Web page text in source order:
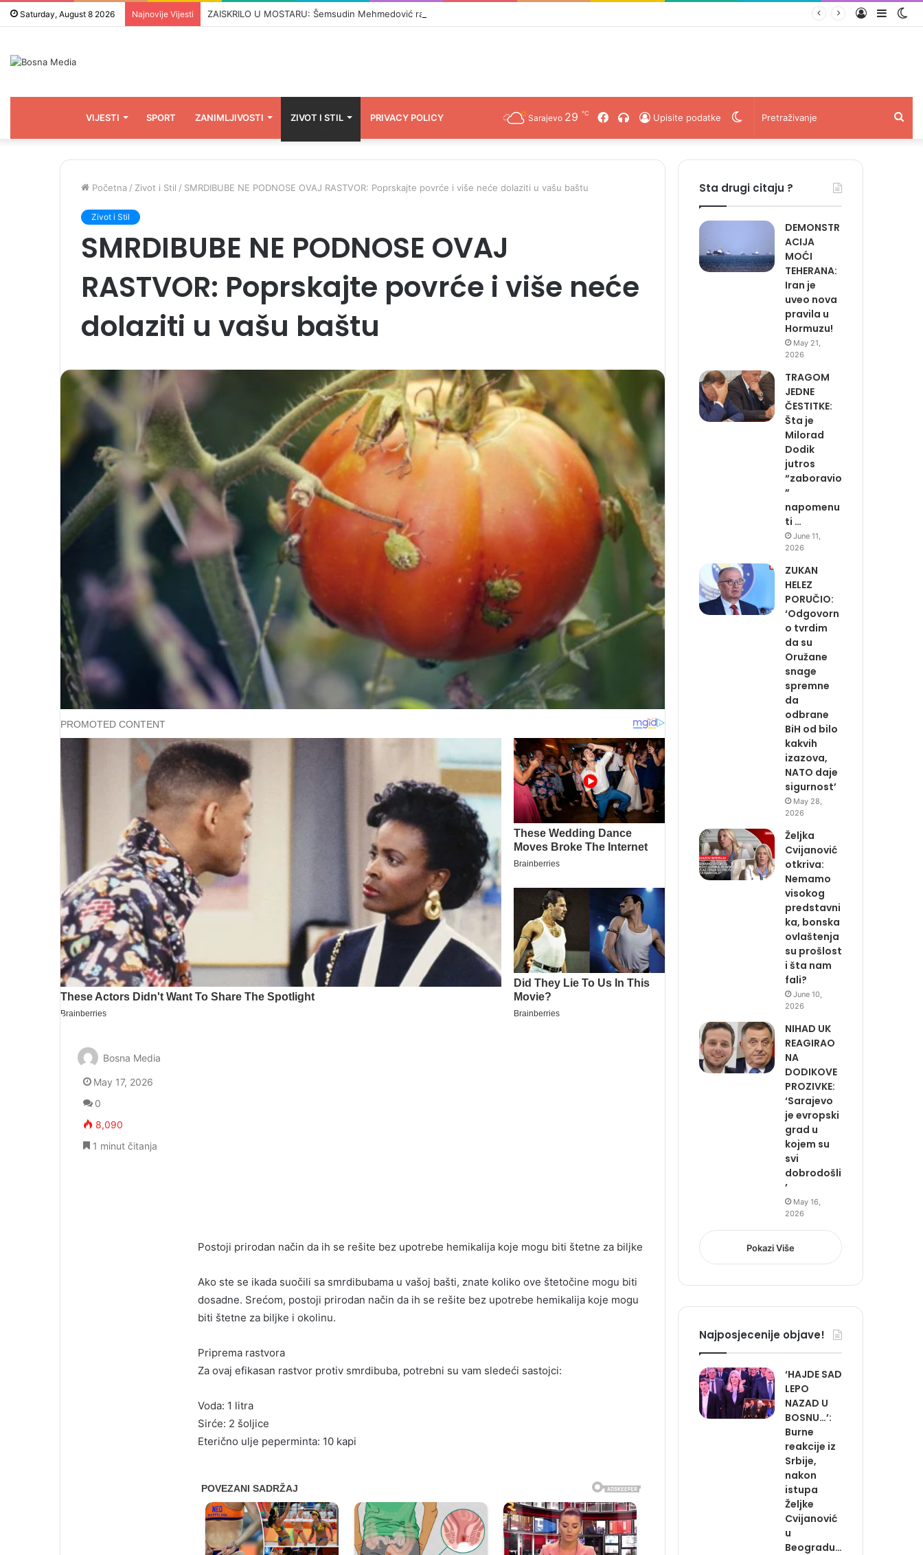
Saturday, August 8 2026 Najnovije Vijesti ZAISKRILO U MOSTARU: Šemsudin Mehmedović razbjesnio Čovićeve ljude, pale teške optužbe i uvrede… Prijava
VIJESTI SPORT ZANIMLJIVOSTI ZIVOT I STIL PRIVACY POLICY Switch
skin
Upisite podatke
Radio
Uživo
Facebook
Sarajevo 29 ℃
Početna / Zivot i Stil / SMRDIBUBE NE PODNOSE OVAJ RASTVOR: Poprskajte povrće i više neće dolaziti u vašu baštu
Zivot i Stil
SMRDIBUBE NE PODNOSE OVAJ
RASTVOR: Poprskajte povrće i više neće
dolaziti u vašu baštu
Postoji prirodan način da ih se rešite bez upotrebe hemikalija koje mogu biti štetne za biljke
Ako ste se ikada suočili sa smrdibubama u vašoj bašti, znate koliko ove štetočine mogu biti
dosadne. Srećom, postoji prirodan način da ih se rešite bez upotrebe hemikalija koje mogu
biti štetne za biljke i okolinu.
Priprema rastvora
Za ovaj efikasan rastvor protiv smrdibuba, potrebni su vam sledeći sastojci:
Voda: 1 litra
Sirće: 2 šoljice
Eterično ulje peperminta: 10 kapi
Bosna Media
May 17, 2026
0
8,090
1 minut čitanja
Sta drugi citaju ?
DEMONSTR
ACIJA
MOĆI
TEHERANA:
Iran je
uveo nova
pravila u
Hormuzu!
May 21,
2026
TRAGOM
JEDNE
ČESTITKE:
Šta je
Milorad
Dodik
jutros
“zaboravio
”
napomenu
ti …
June 11,
2026
ZUKAN
HELEZ
PORUČIO:
‘Odgovorn
o tvrdim
da su
Oružane
snage
spremne
da
odbrane
BiH od bilo
kakvih
izazova,
NATO daje
sigurnost’
May 28,
2026
Željka
Cvijanović
otkriva:
Nemamo
visokog
predstavni
ka, bonska
ovlaštenja
su prošlost
i šta nam
fali?
June 10,
2026
NIHAD UK
REAGIRAO
NA
DODIKOVE
PROZIVKE:
‘Sarajevo
je evropski
grad u
kojem su
svi
dobrodošli
’
May 16,
2026
Pokazi Više
Najposjecenije objave!
‘HAJDE SAD
LEPO
NAZAD U
BOSNU…’:
Burne
reakcije iz
Srbije,
nakon
istupa
Željke
Cvijanović
u
Beogradu…